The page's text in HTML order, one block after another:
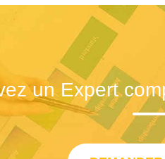
un Expert